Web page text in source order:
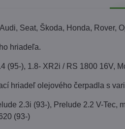
Seat, Škoda, Honda, Rover,
hriadeľa.
(95-), 1.8- XR2i / RS 1800 16V,
hriadeľ olejového čerpadla s
2.3i (93-), Prelude 2.2 V-Tec,
(93-)